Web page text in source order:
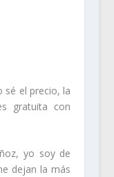
sé el precio, la
gratuita con
yo soy de
dejan la más